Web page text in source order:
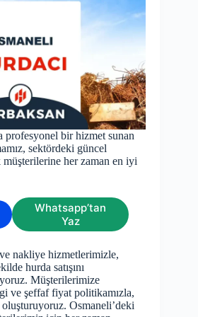
profesyonel bir hizmet sunan
sektördeki güncel
her zaman en iyi
Whatsapp’tan
Yaz
nakliye hizmetlerimizle,
hurda satışını
Müşterilerimize
ve şeffaf fiyat politikamızla,
Osmaneli’deki